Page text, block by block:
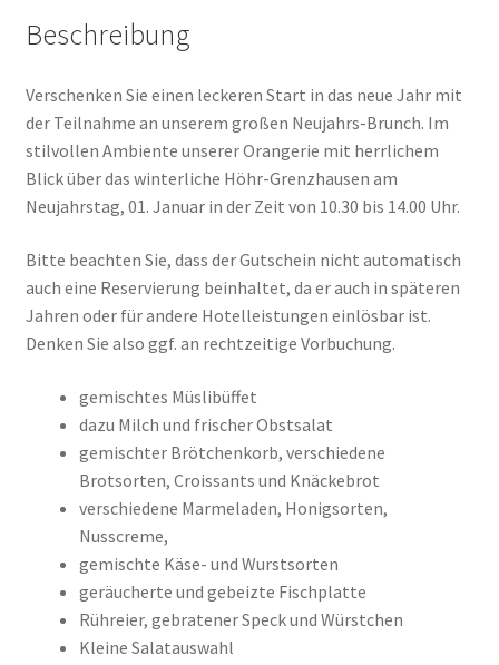
Beschreibung
Verschenken Sie einen leckeren Start in das neue Jahr mit
der Teilnahme an unserem großen Neujahrs-Brunch. Im
stilvollen Ambiente unserer Orangerie mit herrlichem
Blick über das winterliche Höhr-Grenzhausen am
Neujahrstag, 01. Januar in der Zeit von 10.30 bis 14.00 Uhr.
Bitte beachten Sie, dass der Gutschein nicht automatisch
auch eine Reservierung beinhaltet, da er auch in späteren
Jahren oder für andere Hotelleistungen einlösbar ist.
Denken Sie also ggf. an rechtzeitige Vorbuchung.
gemischtes Müslibüffet
dazu Milch und frischer Obstsalat
gemischter Brötchenkorb, verschiedene
Brotsorten, Croissants und Knäckebrot
verschiedene Marmeladen, Honigsorten,
Nusscreme,
gemischte Käse- und Wurstsorten
geräucherte und gebeizte Fischplatte
Rühreier, gebratener Speck und Würstchen
Kleine Salatauswahl